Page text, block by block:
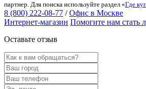
партнер. Для поиска используйте раздел «Где
8 (800) 222-08-77 / Офис в Москве
Интернет-магазин Помогите нам стать
Оставьте отзыв